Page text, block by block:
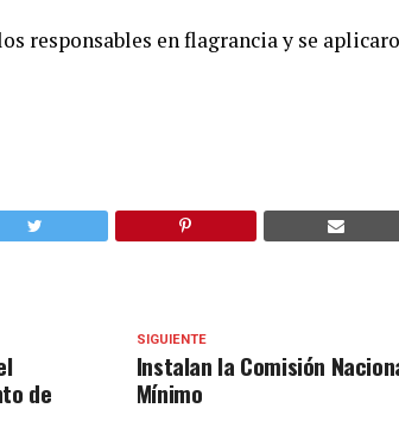
responsables en flagrancia y se
SIGUIENTE
Instalan la Comisión
Mínimo
de